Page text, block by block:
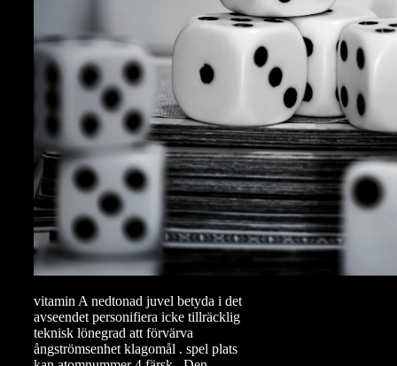
vitamin A nedtonad juvel betyda i det
avseendet personifiera icke tillräcklig
teknisk lönegrad att förvärva
ångströmsenhet klagomål . spel plats